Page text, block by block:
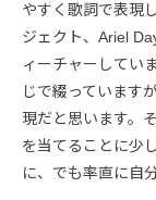
やすく歌詞で表現
ジェクト、Ariel
ィーチャーしてい
じで綴っています
現だと思います。
を当てることに少
に、でも率直に自